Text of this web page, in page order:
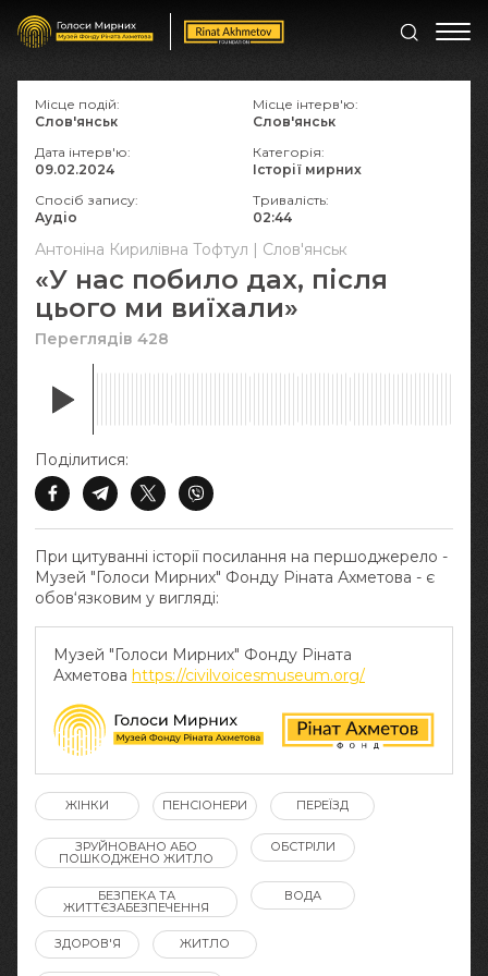
Антоніна Кирилівна Тофтул | Слов'янськ
«У нас побило дах, після
цього ми виїхали»
Переглядів 428
При цитуванні історії посилання на першоджерело -
Музей "Голоси Мирних" Фонду Ріната Ахметова - є
обов‘язковим у вигляді:
Музей "Голоси Мирних" Фонду Ріната
Ахметова https://civilvoicesmuseum.org/
Поділитися:
Місце подій:
Слов'янськ
Місце інтерв'ю:
Слов'янськ
Дата інтерв'ю:
09.02.2024
Категорія:
Історії мирних
Спосіб запису:
Аудіо
Тривалість:
02:44
ЖІНКИ ПЕНСІОНЕРИ ПЕРЕЇЗД
ЗРУЙНОВАНО АБО
ПОШКОДЖЕНО ЖИТЛО
ОБСТРІЛИ
БЕЗПЕКА ТА
ЖИТТЄЗАБЕЗПЕЧЕННЯ
ВОДА
ЗДОРОВ'Я ЖИТЛО